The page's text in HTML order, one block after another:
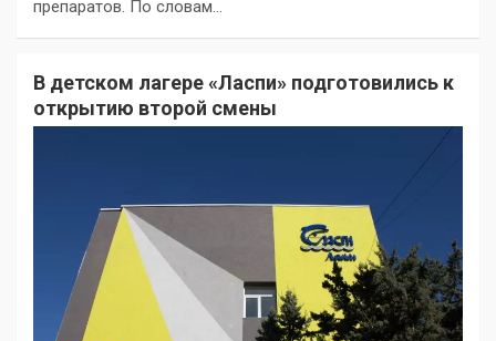
препаратов. По словам…
В детском лагере «Ласпи» подготовились к
открытию второй смены